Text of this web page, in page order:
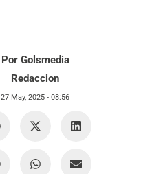
Por Golsmedia
Redaccion
27 May, 2025 - 08:56